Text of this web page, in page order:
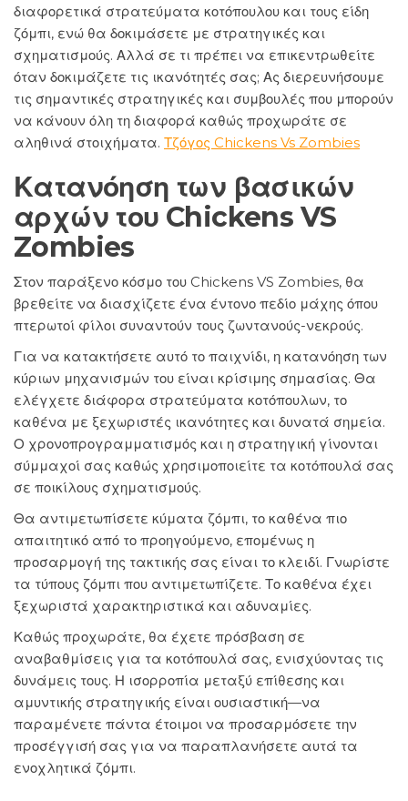
διαφορετικά στρατεύματα κοτόπουλου και τους είδη
ζόμπι, ενώ θα δοκιμάσετε με στρατηγικές και
σχηματισμούς. Αλλά σε τι πρέπει να επικεντρωθείτε
όταν δοκιμάζετε τις ικανότητές σας; Ας διερευνήσουμε
τις σημαντικές στρατηγικές και συμβουλές που μπορούν
να κάνουν όλη τη διαφορά καθώς προχωράτε σε
αληθινά στοιχήματα. Τζόγος Chickens Vs Zombies
Κατανόηση των βασικών
αρχών του Chickens VS
Zombies
Στον παράξενο κόσμο του Chickens VS Zombies, θα
βρεθείτε να διασχίζετε ένα έντονο πεδίο μάχης όπου
πτερωτοί φίλοι συναντούν τους ζωντανούς-νεκρούς.
Για να κατακτήσετε αυτό το παιχνίδι, η κατανόηση των
κύριων μηχανισμών του είναι κρίσιμης σημασίας. Θα
ελέγχετε διάφορα στρατεύματα κοτόπουλων, το
καθένα με ξεχωριστές ικανότητες και δυνατά σημεία.
Ο χρονοπρογραμματισμός και η στρατηγική γίνονται
σύμμαχοί σας καθώς χρησιμοποιείτε τα κοτόπουλά σας
σε ποικίλους σχηματισμούς.
Θα αντιμετωπίσετε κύματα ζόμπι, το καθένα πιο
απαιτητικό από το προηγούμενο, επομένως η
προσαρμογή της τακτικής σας είναι το κλειδί. Γνωρίστε
τα τύπους ζόμπι που αντιμετωπίζετε. Το καθένα έχει
ξεχωριστά χαρακτηριστικά και αδυναμίες.
Καθώς προχωράτε, θα έχετε πρόσβαση σε
αναβαθμίσεις για τα κοτόπουλά σας, ενισχύοντας τις
δυνάμεις τους. Η ισορροπία μεταξύ επίθεσης και
αμυντικής στρατηγικής είναι ουσιαστική—να
παραμένετε πάντα έτοιμοι να προσαρμόσετε την
προσέγγισή σας για να παραπλανήσετε αυτά τα
ενοχλητικά ζόμπι.